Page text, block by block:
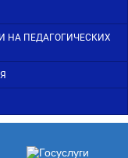
НА ПЕДАГОГИЧЕСКИХ